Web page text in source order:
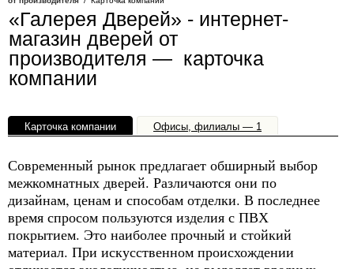
«Галерея Дверей» - интернет-
магазин дверей от
производителя — карточка
компании
Карточка компании Офисы, филиалы — 1
Современный рынок предлагает обширный выбор
межкомнатных дверей. Различаются они по
дизайнам, ценам и способам отделки. В последнее
время спросом пользуются изделия с ПВХ
покрытием. Это наиболее прочный и стойкий
материал. При искусственном происхождении